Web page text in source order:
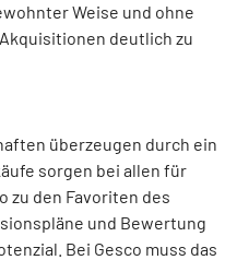
Weise und ohne
deutlich zu
überzeugen durch ein
sorgen bei allen für
zu den Favoriten des
und Bewertung
Bei Gesco muss das